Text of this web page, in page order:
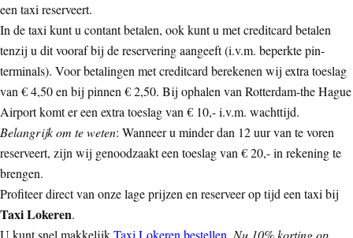
een taxi reserveert.
In de taxi kunt u contant betalen, ook kunt u met creditcard betalen
tenzij u dit vooraf bij de reservering aangeeft (i.v.m. beperkte pin-
terminals). Voor betalingen met creditcard berekenen wij extra toeslag
van € 4,50 en bij pinnen € 2,50. Bij ophalen van Rotterdam-the Hague
Airport komt er een extra toeslag van € 10,- i.v.m. wachttijd.
Belangrijk om te weten: Wanneer u minder dan 12 uur van te voren
reserveert, zijn wij genoodzaakt een toeslag van € 20,- in rekening te
brengen.
Profiteer direct van onze lage prijzen en reserveer op tijd een taxi bij
Taxi Lokeren.
U kunt snel makkelijkTaxi Lokeren bestellen. Nu 10% korting op